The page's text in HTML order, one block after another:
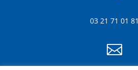
03 21 71 01 81
